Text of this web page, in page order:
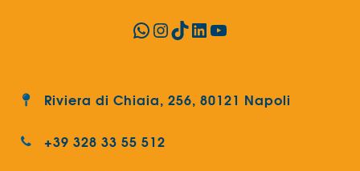
WhatsApp
Instagram
TikTok
LinkedIn
YouTube
Riviera di Chiaia, 256, 80121 Napoli
+39 328 33 55 512